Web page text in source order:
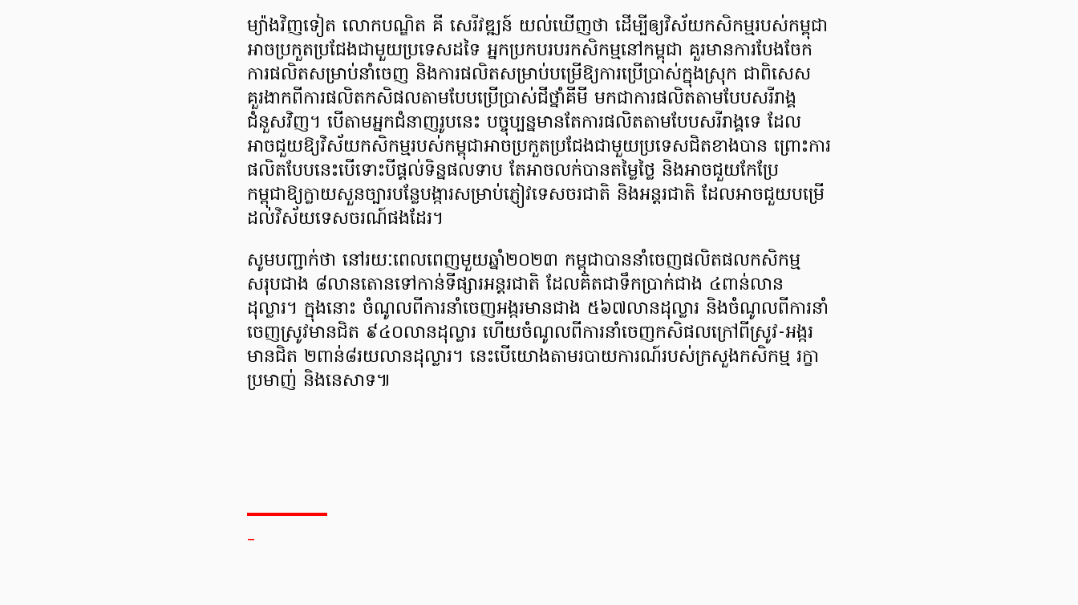
ម្យ៉ាងវិញទៀត លោកបណ្ឌិត គី សេរីវឌ្ឍន៍ យល់ឃើញថា ដើម្បីឲ្យវិស័យកសិកម្មរបស់កម្ពុជា
អាចប្រកួតប្រជែងជាមួយប្រទេសដទៃ អ្នកប្រកបរបរកសិកម្មនៅកម្ពុជា គួរមានការបែងចែក
ការផលិតសម្រាប់នាំចេញ និងការផលិតសម្រាប់បម្រើឱ្យការប្រើប្រាស់ក្នុងស្រុក ជាពិសេស
គួរងាកពីការផលិតកសិផលតាមបែបប្រើប្រាស់ជីថ្នាំគីមី មកជាការផលិតតាមបែបសរីរាង្គ
ជំនួសវិញ។ បើតាមអ្នកជំនាញរូបនេះ បច្ចុប្បន្នមានតែការផលិតតាមបែបសរីរាង្គទេ ដែល
អាចជួយឱ្យវិស័យកសិកម្មរបស់កម្ពុជាអាចប្រកួតប្រជែងជាមួយប្រទេសជិតខាងបាន ព្រោះការ
ផលិតបែបនេះបើទោះបីផ្តល់ទិន្នផលទាប តែអាចលក់បានតម្លៃថ្លៃ និងអាចជួយកែប្រែ
កម្ពុជាឱ្យក្លាយសួនច្បារបន្លែបង្ការសម្រាប់ភ្ញៀវទេសចរជាតិ និងអន្តរជាតិ ដែលអាចជួយបម្រើ
ដល់វិស័យទេសចរណ៍ផងដែរ។
សូមបញ្ជាក់ថា នៅរយៈពេលពេញមួយឆ្នាំ២០២៣ កម្ពុជាបាននាំចេញផលិតផលកសិកម្ម
សរុបជាង ៨លានតោនទៅកាន់ទីផ្សារអន្តរជាតិ ដែលគិតជាទឹកប្រាក់ជាង ៤ពាន់លាន
ដុល្លារ។ ក្នុងនោះ ចំណូលពីការនាំចេញអង្ករមានជាង ៥៦៧លានដុល្លារ និងចំណូលពីការនាំ
ចេញស្រូវមានជិត ៩៤០លានដុល្លារ ហើយចំណូលពីការនាំចេញកសិផលក្រៅពីស្រូវ-អង្ករ
មានជិត ២ពាន់៨រយលានដុល្លារ។ នេះបើយោងតាមរបាយការណ៍របស់ក្រសួងកសិកម្ម រក្ខា
ប្រមាញ់ និងនេសាទ៕
_